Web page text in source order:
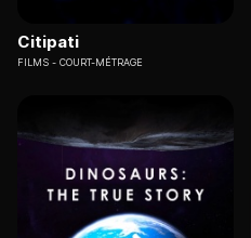
Citipati
FILMS COURT-MÉTRAGE